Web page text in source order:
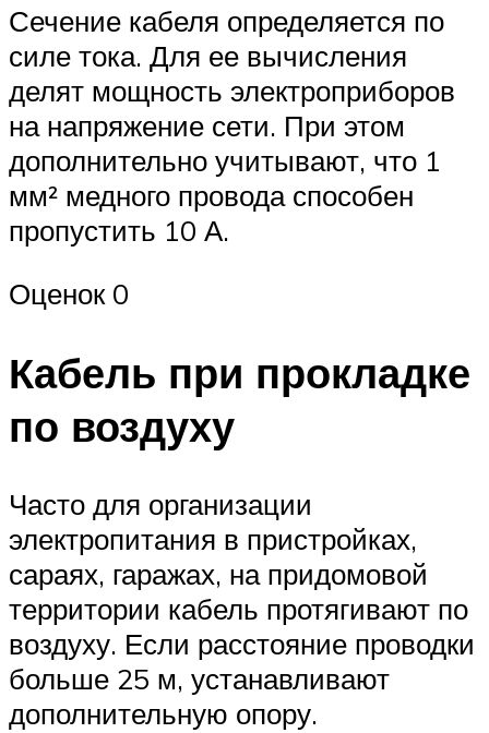
Сечение кабеля определяется по
силе тока. Для ее вычисления
делят мощность электроприборов
на напряжение сети. При этом
дополнительно учитывают, что 1
мм² медного провода способен
пропустить 10 А.
Оценок 0
Кабель при прокладке
по воздуху
Часто для организации
электропитания в пристройках,
сараях, гаражах, на придомовой
территории кабель протягивают по
воздуху. Если расстояние проводки
больше 25 м, устанавливают
дополнительную опору.